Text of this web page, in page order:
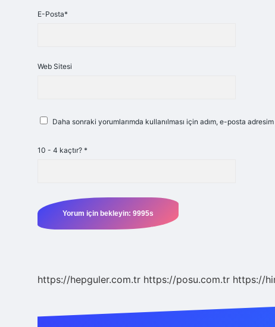
E-Posta*
Web Sitesi
Daha sonraki yorumlarımda kullanılması için adım, e-posta
10 - 4 kaçtır? *
https://hepguler.com.tr https://posu.com.tr https://